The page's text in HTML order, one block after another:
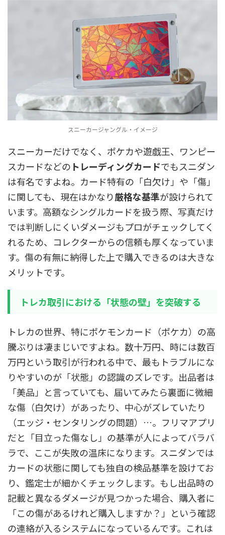
スニーカージャングル・イメージ
スニーカーだけでなく、ポケカや遊戯王、ワンピー
スカードなどの トレーディングカードでもスニダン
は有名ですよね。カード特有の「白欠け」や「傷」
に関しても、現在はかなり厳格な基準が設けられて
います。高額なシングルカードを扱う際、写真だけ
では判断しにくいダメージもプロがチェックしてく
れるため、コレクターからの信頼も厚くなっていま
す。傷の有無に納得した上で購入できるのは大きな
メリットです。
トレカ取引における「状態の壁」を突破する
トレカの世界、特にポケモンカード（ポケカ）の高
騰ぶりは凄まじいですよね。数十万円、時には数百
万円という取引が行われる中で、最もトラブルにな
りやすいのが「状態」の認識のズレです。出品者は
「美品」と言っていても、届いてみたら裏面に微細
な傷（白欠け）があったり、中心がズレていたり
（エッジ・センタリングの問題）…。フリマアプリ
だと「目立った傷なし」の基準が人によってバラバ
ラで、ここが失敗の温床になります。スニダンでは
カードの状態に関しても独自の検品基準を設けてお
り、鑑定士が細かくチェックします。もし出品時の
記載と異なるダメージが見つかった場合、購入者に
「この傷があるけれど購入しますか？」という確認
の連絡が入るシステムになっているんです。これは